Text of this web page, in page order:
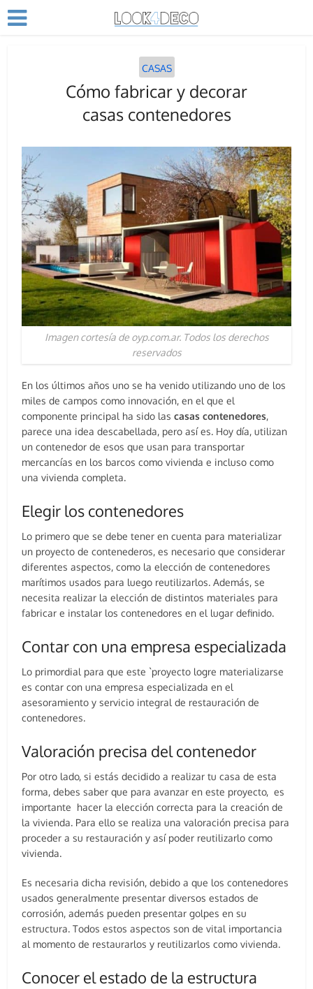
CASAS
Cómo fabricar y decorar
casas contenedores
Imagen cortesía de oyp.com.ar. Todos los derechos
reservados
En los últimos años uno se ha venido utilizando uno de los
miles de campos como innovación, en el que el
componente principal ha sido lascasas contenedores,
parece una idea descabellada, pero así es. Hoy día, utilizan
un contenedor de esos que usan para transportar
mercancías en los barcos como vivienda e incluso como
una vivienda completa.
Elegir los contenedores
Lo primero que se debe tener en cuenta para materializar
un proyecto de contenederos, es necesario que considerar
diferentes aspectos, como la elección de contenedores
marítimos usados para luego reutilizarlos. Además, se
necesita realizar la elección de distintos materiales para
fabricar e instalar los contenedores en el lugar definido.
Contar con una empresa especializada
Lo primordial para que este `proyecto logre materializarse
es contar con una empresa especializada en el
asesoramiento y servicio integral de restauración de
contenedores.
Valoración precisa del contenedor
Por otro lado, si estás decidido a realizar tu casa de esta
forma, debes saber que para avanzar en este proyecto, es
importante hacer la elección correcta para la creación de
la vivienda. Para ello se realiza una valoración precisa para
proceder a su restauración y así poder reutilizarlo como
vivienda.
Es necesaria dicha revisión, debido a que los contenedores
usados generalmente presentar diversos estados de
corrosión, además pueden presentar golpes en su
estructura. Todos estos aspectos son de vital importancia
al momento de restaurarlos y reutilizarlos como vivienda.
Conocer el estado de la estructura